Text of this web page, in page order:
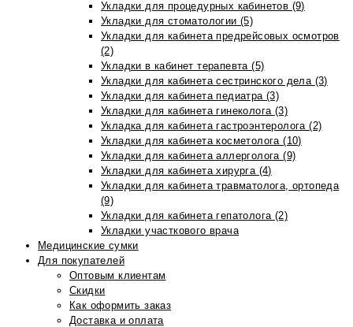
Укладки для процедурных кабинетов (9)
Укладки для стоматологии (5)
Укладки для кабинета предрейсовых осмотров
(2)
Укладки в кабинет терапевта (5)
Укладки для кабинета сестринского дела (3)
Укладки для кабинета педиатра (3)
Укладки для кабинета гинеколога (3)
Укладка для кабинета гастроэнтеролога (2)
Укладки для кабинета косметолога (10)
Укладки для кабинета аллерголога (9)
Укладки для кабинета хирурга (4)
Укладки для кабинета травматолога, ортопеда
(9)
Укладки для кабинета гепатолога (2)
Укладки участкового врача
Медицинские сумки
Для покупателей
Оптовым клиентам
Скидки
Как оформить заказ
Доставка и оплата